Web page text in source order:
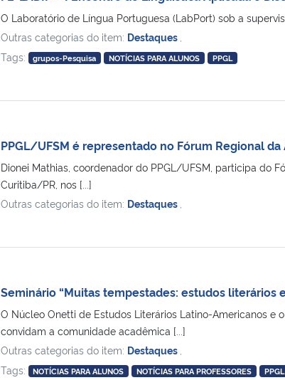
O Laboratório de Língua Portuguesa (LabPort) sob a
Outras categorias do item: Destaques
Tags:
grupos-Pesquisa NOTÍCIAS PARA ALUNOS PPGL
PPGL/UFSM é representado no Fórum Regional
Dionei Mathias, coordenador do PPGL/UFSM, participa do
Curitiba/PR, nos [...]
Outras categorias do item: Destaques
Seminário “Muitas tempestades: estudos literários
O Núcleo Onetti de Estudos Literários Latino-Americanos e
convidam a comunidade acadêmica [...]
Outras categorias do item: Destaques
Tags:
NOTÍCIAS PARA ALUNOS NOTÍCIAS PARA PROFESSORES PPGL